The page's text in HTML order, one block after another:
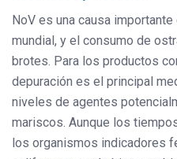
NoV es una causa
mundial, y el consumo de
brotes. Para los productos
depuración es el principal
niveles de agentes
mariscos. Aunque los
los organismos indicadores